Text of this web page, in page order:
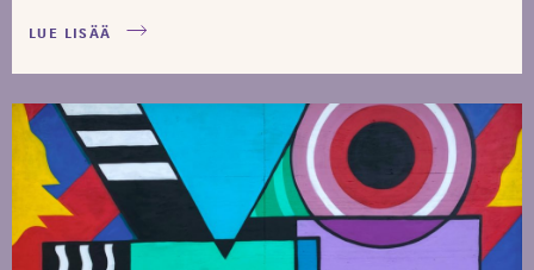
LUE LISÄÄ